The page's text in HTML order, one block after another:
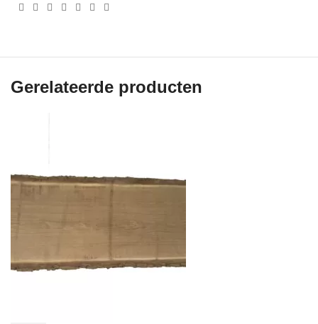
Gerelateerde producten